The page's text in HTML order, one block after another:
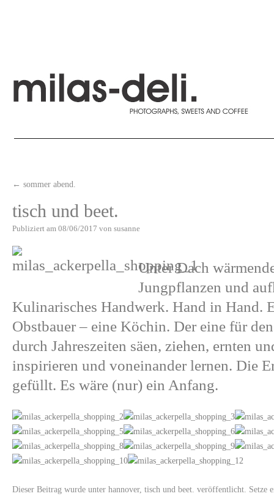
← sommer abend.
tisch und beet.
Publiziert am 08/06/2017 von susanne
Unter Dach
Jungpflanzen und
Kulinarisches Handwerk. Hand in Hand.
Obstbauer – eine Köchin. Der eine für
durch Jahreszeiten säen, ziehen, ernten
inspirieren und voneinander lernen. Die
gefüllt. Es wäre (nur) ein Anfang.
Dieser Beitrag wurde unter hannover, tisch und beet. veröffentlicht. Setze